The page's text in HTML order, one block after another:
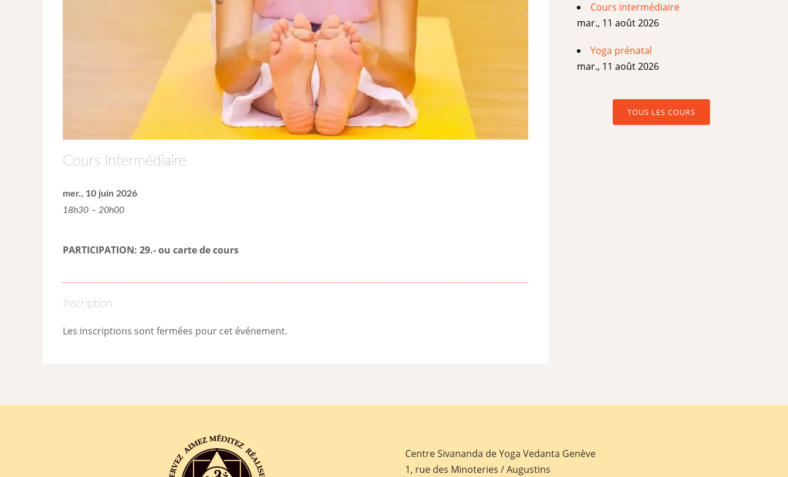
Cours Intermédiaire
mer., 10 juin 2026
18h30 – 20h00
PARTICIPATION: 29.- ou carte de cours
Inscription
Les inscriptions sont fermées pour cet événement.
Cours intermédiaire
mar., 11 août 2026
Yoga prénatal
mar., 11 août 2026
TOUS LES COURS
Centre Sivananda de Yoga Vedanta Genève
1, rue des Minoteries / Augustins